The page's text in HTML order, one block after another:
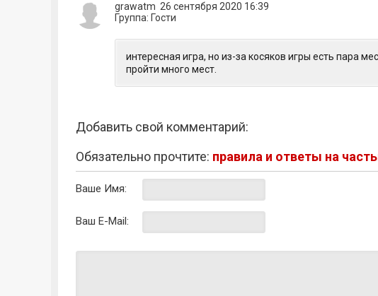
grawatm 26 сентября 2020 16:39
Группа: Гости
интересная игра, но из-за косяков игры есть пара
пройти много мест.
Добавить свой комментарий:
Обязательно прочтите: правила и ответы на
Ваше Имя:
Ваш E-Mail: